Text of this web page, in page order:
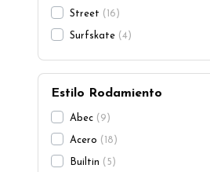
Street 16
Surfskate 4
Estilo Rodamiento
Abec 9
Acero 18
Builtin 5